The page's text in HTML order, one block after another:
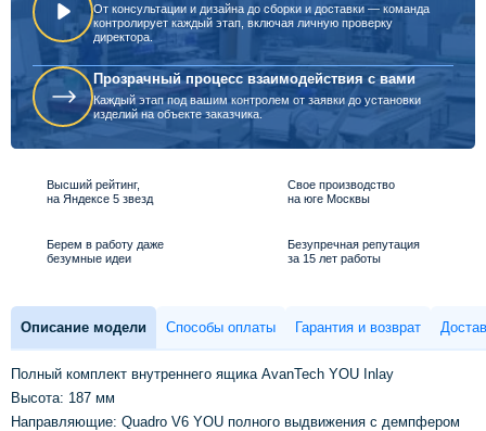
От консультации и дизайна до сборки и доставки — команда
контролирует каждый этап, включая личную проверку
директора.
Прозрачный процесс взаимодействия с вами
Каждый этап под вашим контролем от заявки до установки
изделий на объекте заказчика.
Высший рейтинг,
на Яндексе 5 звезд
Свое производство
на юге Москвы
Берем в работу даже
безумные идеи
Безупречная репутация
за 15 лет работы
Описание модели Способы оплаты Гарантия и возврат
Полный комплект внутреннего ящика AvanTech YOU Inlay
Высота: 187 мм
Направляющие: Quadro V6 YOU полного выдвижения с демпфером